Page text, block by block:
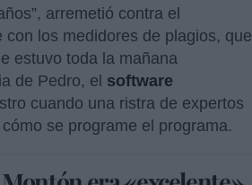
arremetió contra el
con los medidores de plagios, que
estuvo toda la mañana
de Pedro, el software
cuando una ristra de expertos
se programe el programa.